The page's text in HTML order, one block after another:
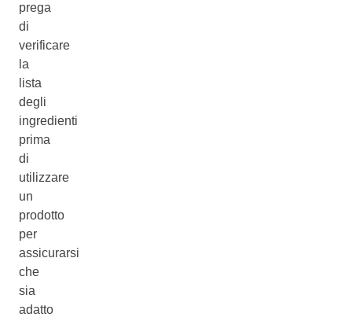
prega
di
verificare
la
lista
degli
ingredienti
prima
di
utilizzare
un
prodotto
per
assicurarsi
che
sia
adatto